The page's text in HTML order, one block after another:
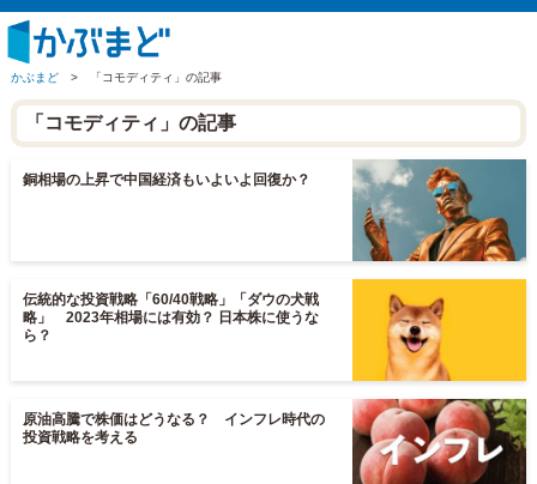
かぶまど > 「コモディティ」の記事
「コモディティ」の記事
銅相場の上昇で中国経済もいよいよ回復か？
伝統的な投資戦略「60/40戦略」「ダウの犬戦
略」 2023年相場には有効？ 日本株に使うな
ら？
原油高騰で株価はどうなる？ インフレ時代の
投資戦略を考える